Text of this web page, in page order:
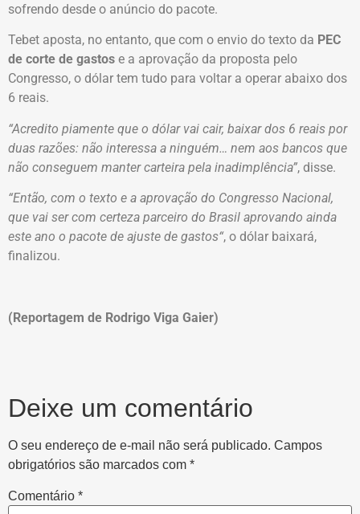
sofrendo desde o anúncio do pacote.
Tebet aposta, no entanto, que com o envio do texto da PEC
de corte de gastos e a aprovação da proposta pelo
Congresso, o dólar tem tudo para voltar a operar abaixo dos
6 reais.
“Acredito piamente que o dólar vai cair, baixar dos 6 reais por
duas razões: não interessa a ninguém… nem aos bancos que
não conseguem manter carteira pela inadimplência”, disse.
“Então, com o texto e a aprovação do Congresso Nacional,
que vai ser com certeza parceiro do Brasil aprovando ainda
este ano o pacote de ajuste de gastos“, o dólar baixará,
finalizou.
(Reportagem de Rodrigo Viga Gaier)
Deixe um comentário
O seu endereço de e-mail não será publicado. Campos
obrigatórios são marcados com *
Comentário *